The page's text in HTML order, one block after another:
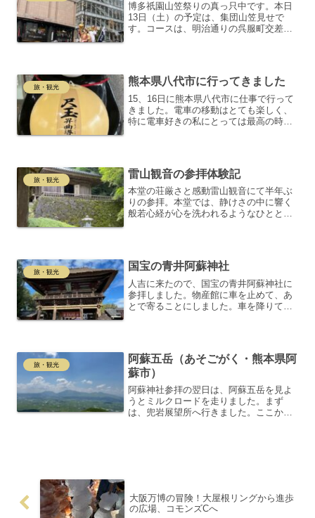
博多祇園山笠祭りの真っ只中です。本日
13日（土）の予定は、集団山笠見せで
す。コースは、明治通りの呉服町交差点
川端商店街の方向へ飾り山を...
旅・観光 熊本県八代市に行ってきました
15、16日に熊本県八代市に仕事で行って
きました。電車の移動はとても楽しく、
特に電車好きの私にとっては最高の時間
から九州新幹線に乗...
旅・観光 雷山観音の参拝体験記
本堂の荘厳さと感動雷山観音にて半年ぶ
りの参拝。本堂では、静けさの中に響く
般若心経が心を洗われるようなひととき
天竺霊鷲山の僧・清賀上人...
旅・観光 国宝の青井阿蘇神社
人吉に来たので、国宝の青井阿蘇神社に
参拝しました。物産館に車を止めて、あ
とで寄ることにしました。車を降りて、
さと荘厳さに心が洗われるよう...
旅・観光
阿蘇五岳（あそごがく・熊本県阿
蘇市）
阿蘇神社参拝の翌日は、阿蘇五岳を見よ
うとミルクロードを走りました。まず
は、兜岩展望所へ行きました。ここから
大阪万博の冒険！大屋根リングから進歩
の広場、コモンズCへ